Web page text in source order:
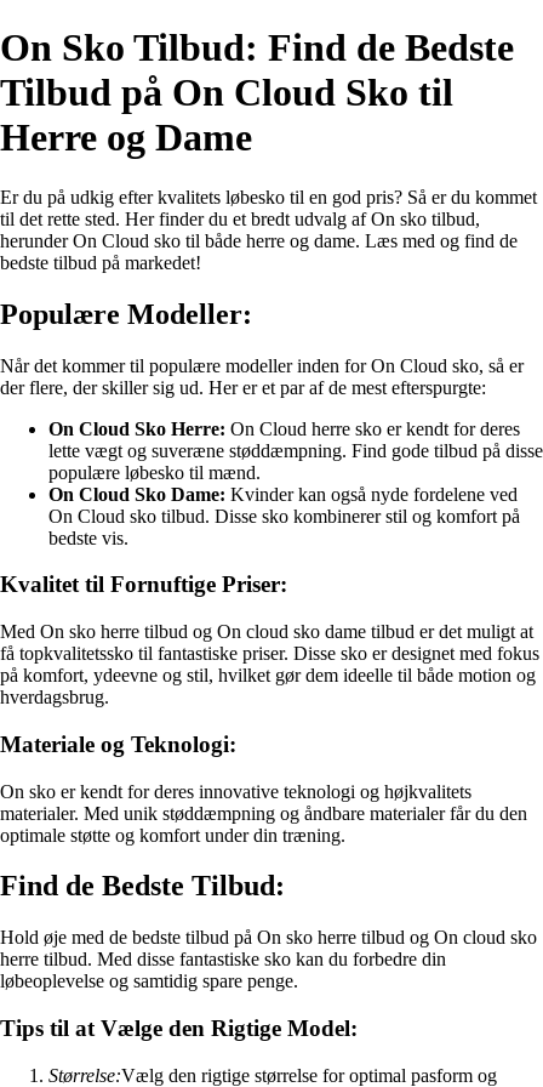
On Sko Tilbud: Find de Bedste
Tilbud på On Cloud Sko til
Herre og Dame
Er du på udkig efter kvalitets løbesko til en god pris? Så er du kommet
til det rette sted. Her finder du et bredt udvalg af On sko tilbud,
herunder On Cloud sko til både herre og dame. Læs med og find de
bedste tilbud på markedet!
Populære Modeller:
Når det kommer til populære modeller inden for On Cloud sko, så er
der flere, der skiller sig ud. Her er et par af de mest efterspurgte:
On Cloud Sko Herre: On Cloud herre sko er kendt for deres
lette vægt og suveræne støddæmpning. Find gode tilbud på disse
populære løbesko til mænd.
On Cloud Sko Dame: Kvinder kan også nyde fordelene ved
On Cloud sko tilbud. Disse sko kombinerer stil og komfort på
bedste vis.
Kvalitet til Fornuftige Priser:
Med On sko herre tilbud og On cloud sko dame tilbud er det muligt at
få topkvalitetssko til fantastiske priser. Disse sko er designet med fokus
på komfort, ydeevne og stil, hvilket gør dem ideelle til både motion og
hverdagsbrug.
Materiale og Teknologi:
On sko er kendt for deres innovative teknologi og højkvalitets
materialer. Med unik støddæmpning og åndbare materialer får du den
optimale støtte og komfort under din træning.
Find de Bedste Tilbud:
Hold øje med de bedste tilbud på On sko herre tilbud og On cloud sko
herre tilbud. Med disse fantastiske sko kan du forbedre din
løbeoplevelse og samtidig spare penge.
Tips til at Vælge den Rigtige Model:
Størrelse:Vælg den rigtige størrelse for optimal pasform og